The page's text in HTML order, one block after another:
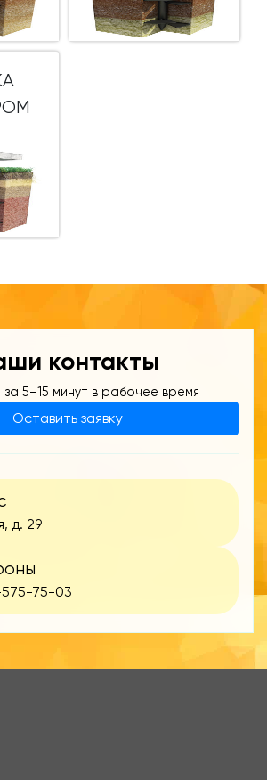
контакты
5–15 минут в рабочее время
Оставить заявку
д. 29
575-75-03